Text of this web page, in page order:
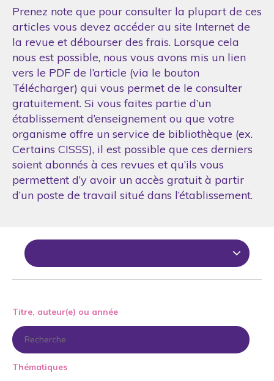
Prenez note que pour consulter la plupart de ces
articles vous devez accéder au site Internet de
la revue et débourser des frais. Lorsque cela
nous est possible, nous vous avons mis un lien
vers le PDF de l’article (via le bouton
Télécharger) qui vous permet de le consulter
gratuitement. Si vous faites partie d’un
établissement d’enseignement ou que votre
organisme offre un service de bibliothèque (ex.
Certains CISSS), il est possible que ces derniers
soient abonnés à ces revues et qu’ils vous
permettent d’y avoir un accès gratuit à partir
d’un poste de travail situé dans l’établissement.
Titre, auteur(e) ou année
Thématiques